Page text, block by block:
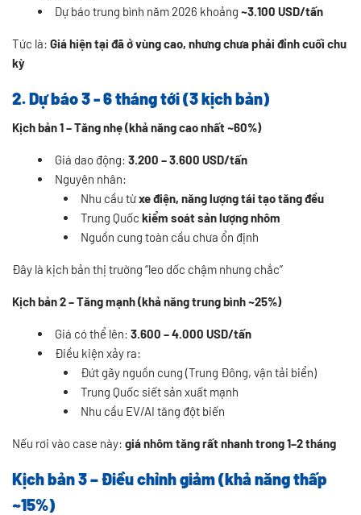
Dự báo trung bình năm 2026 khoảng ~3.100 USD/tấn
Tức là: Giá hiện tại đã ở vùng cao, nhưng chưa phải đỉnh cuối chu
kỳ
2. Dự báo 3 - 6 tháng tới (3 kịch bản)
Kịch bản 1 – Tăng nhẹ (khả năng cao nhất ~60%)
Giá dao động: 3.200 – 3.600 USD/tấn
Nguyên nhân:
Nhu cầu từxe điện, năng lượng tái tạo tăng đều
Trung Quốc kiểm soát sản lượng nhôm
Nguồn cung toàn cầu chưa ổn định
Đây là kịch bản thị trường “leo dốc chậm nhưng chắc”
Kịch bản 2 – Tăng mạnh (khả năng trung bình ~25%)
Giá có thể lên: 3.600 – 4.000 USD/tấn
Điều kiện xảy ra:
Đứt gãy nguồn cung (Trung Đông, vận tải biển)
Trung Quốc siết sản xuất mạnh
Nhu cầu EV/AI tăng đột biến
Nếu rơi vào case này: giá nhôm tăng rất nhanh trong 1–2 tháng
Kịch bản 3 – Điều chỉnh giảm (khả năng thấp
~15%)